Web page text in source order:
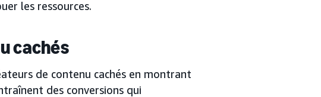
les ressources.
cachés
de contenu cachés en montrant
des conversions qui